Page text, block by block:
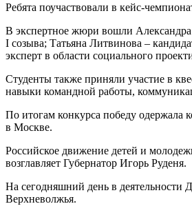
Ребята поучаствовали в кейс-
В экспертное жюри вошли Александра
I созыва; Татьяна Литвинова –
эксперт в области социального
Студенты также приняли участие в
навыки командной работы,
По итогам конкурса победу одержала
в Москве.
Российское движение детей и
возглавляет Губернатор Игорь Руденя.
На сегодняшний день в деятельности
Верхневолжья.